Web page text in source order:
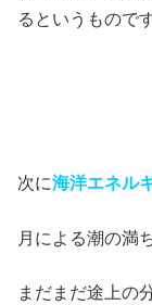
るというものです
次に海洋エネル
月による潮の満
まだまだ途上の